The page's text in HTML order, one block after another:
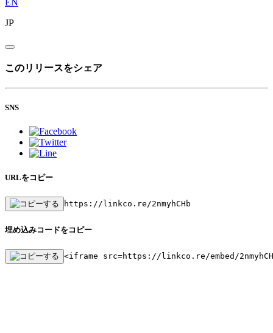
JP
このリリースをシェア
SNS
URLをコピー
https://linkco.re/2nmyhCHb
埋め込みコードをコピー
<iframe src=https://linkco.re/embed/